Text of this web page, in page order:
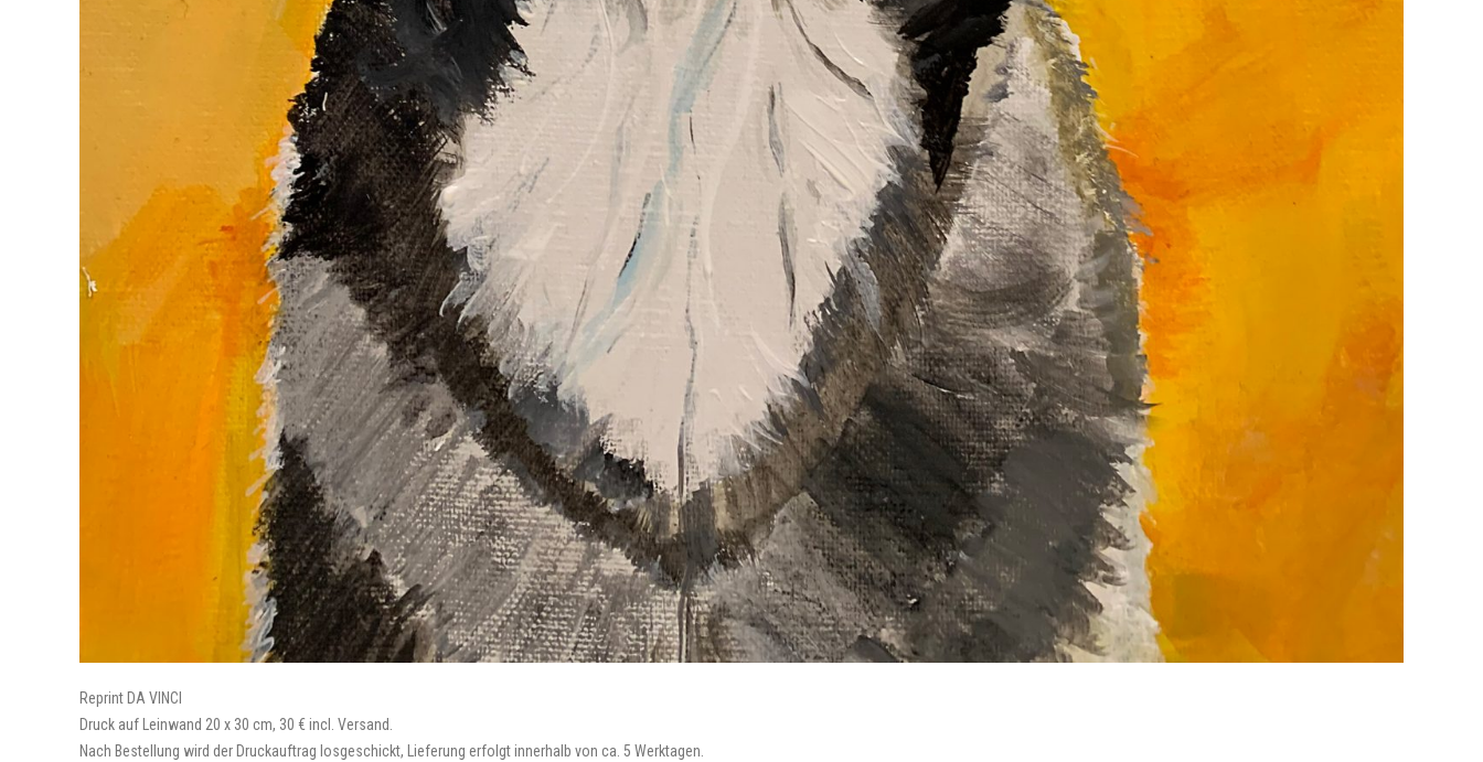
Reprint DA VINCI
Druck auf Leinwand 20 x 30 cm, 30 € incl. Versand.
Nach Bestellung wird der Druckauftrag losgeschickt, Lieferung erfolgt innerhalb von ca. 5 Werktagen.